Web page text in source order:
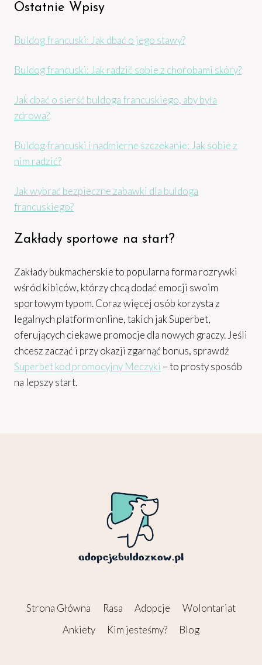
Ostatnie Wpisy
Buldog francuski: Jak dbać o jego stawy?
Buldog francuski: Jak radzić sobie z chorobami skóry?
Jak dbać o sierść buldoga francuskiego, aby była
zdrowa?
Buldog francuski i nadmierne szczekanie: Jak sobie z
nim radzić?
Jak wybrać bezpieczne zabawki dla buldoga
francuskiego?
Zakłady sportowe na start?
Zakłady bukmacherskie to popularna forma rozrywki
wśród kibiców, którzy chcą dodać emocji swoim
sportowym typom. Coraz więcej osób korzysta z
legalnych platform online, takich jak Superbet,
oferujących ciekawe promocje dla nowych graczy. Jeśli
chcesz zacząć i przy okazji zgarnąć bonus, sprawdź
Superbet kod promocyjny Meczyki – to prosty sposób
na lepszy start.
Strona Główna Rasa Adopcje
Wolontariat
Ankiety
Kim jesteśmy? Blog